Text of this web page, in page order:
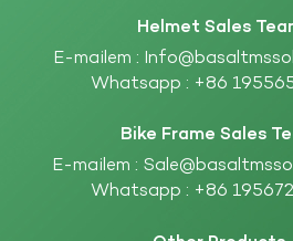
Helmet Sales
E-mailem :
Whatsapp : +86
Bike Frame Sales
E-mailem :
Whatsapp : +86